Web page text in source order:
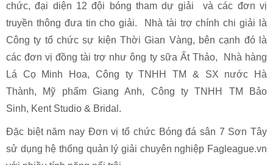
chức, đại diện 12 đội bóng tham dự giải và các đơn vị
truyền thông đưa tin cho giải. Nhà tài trợ chính chi giải là
Công ty tổ chức sự kiện Thời Gian Vàng, bên cạnh đó là
các đơn vị đồng tài trợ như ông ty sữa Ất Thảo, Nhà hàng
Lá Cọ Minh Hoa, Công ty TNHH TM & SX nước Hà
Thành, Mỹ phẩm Giang Anh, Công ty TNHH TM Bảo
Sinh, Kent Studio & Bridal.
Đặc biệt năm nay Đơn vị tổ chức Bóng đá sân 7 Sơn Tây
sử dụng hệ thống quản lý giải chuyên nghiệp Fagleague.vn